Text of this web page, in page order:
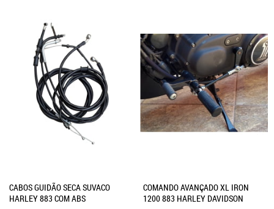
CABOS GUIDÃO SECA SUVACO
HARLEY 883 COM ABS
COMANDO AVANÇADO XL IRON
1200 883 HARLEY DAVIDSON